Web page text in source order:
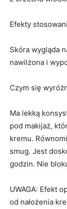
Efekty
Skóra wygląda
nawilżona i
Czym się
Ma lekką
pod makijaż,
kremu.
smug. Jest
godzin. Nie
UWAGA: Efekt
od nałożenia